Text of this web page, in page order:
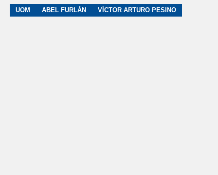
UOM ABEL FURLÁN VÍCTOR ARTURO PESINO